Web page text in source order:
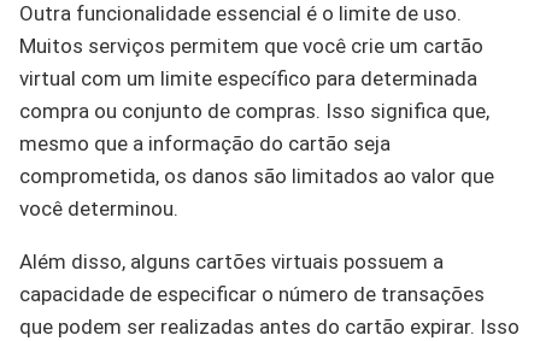
Outra funcionalidade essencial é o limite de uso.
Muitos serviços permitem que você crie um cartão
virtual com um limite específico para determinada
compra ou conjunto de compras. Isso significa que,
mesmo que a informação do cartão seja
comprometida, os danos são limitados ao valor que
você determinou.
Além disso, alguns cartões virtuais possuem a
capacidade de especificar o número de transações
que podem ser realizadas antes do cartão expirar. Isso